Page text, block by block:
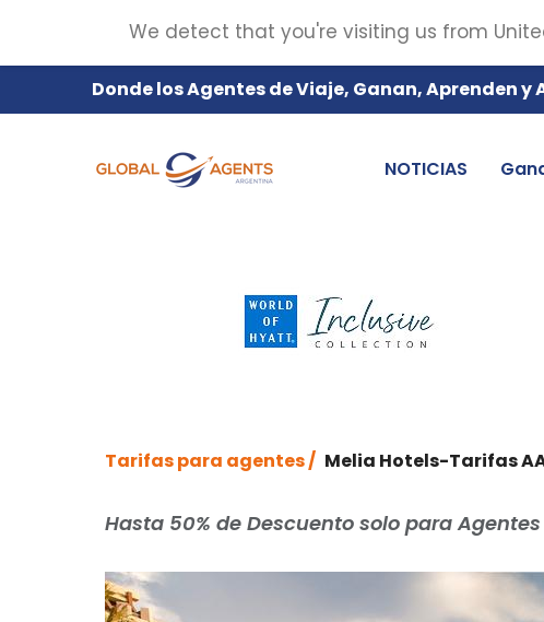
Donde los Agentes de Viaje, Ganan, Aprenden y
NOTICIAS
Tarifas para agentes / Melia Hotels-Tarifas
Hasta 50% de Descuento solo para
We detect that you're visiting us from